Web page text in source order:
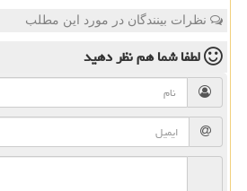
نظرات بینندگان در مورد این مطلب
لطفا شما همنظر دهید